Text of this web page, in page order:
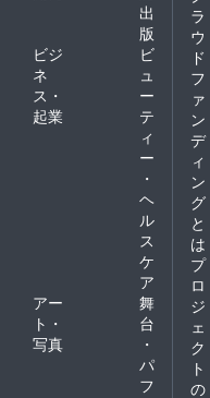
出
版
ビジ
ネ
ス・
起業
ビ
ュ
ー
テ
ィ
ー
・
ヘ
ル
ス
ケ
ア
アー
ト・
写真
舞
台
・
パ
フ
ラ
ウ
ド
フ
ァ
ン
デ
ィ
ン
グ
と
は
プ
ロ
ジ
ェ
ク
ト
の